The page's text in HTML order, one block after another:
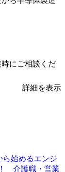
にご相談くだ
詳細を表示